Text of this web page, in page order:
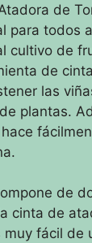
de
para todos
cultivo de
de
las
plantas.
de
cinta de
fácil de